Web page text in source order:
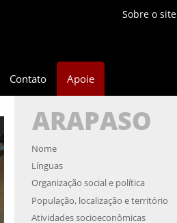
Sobre o site
Contato Apoie
ARAPASO
Nome
Línguas
Organização social e política
População, localização e território
Atividades socioeconômicas